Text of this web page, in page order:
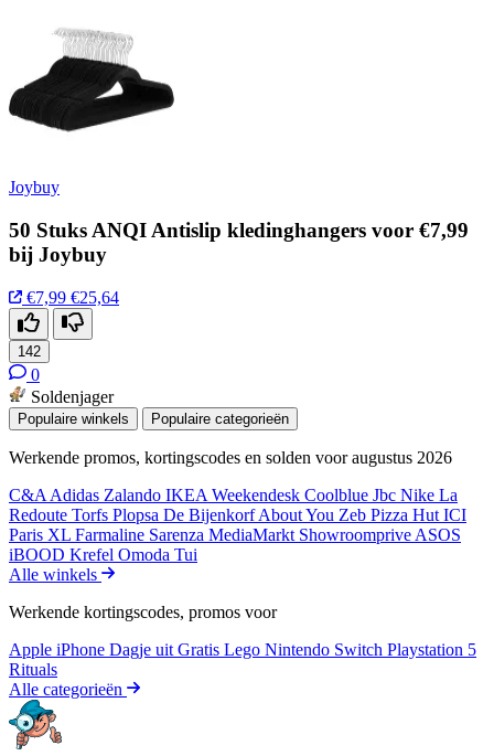
Joybuy
50 Stuks ANQI Antislip kledinghangers voor €7,99
bij Joybuy
€7,99 €25,64
142
0
Soldenjager
Populaire winkels Populaire categorieën
Werkende promos, kortingscodes en solden voor augustus 2026
C&A Adidas Zalando IKEA Weekendesk Coolblue Jbc Nike La
Redoute Torfs Plopsa De BijenkorfAbout You Zeb Pizza Hut ICI
Paris XL Farmaline Sarenza MediaMarkt Showroomprive ASOS
iBOOD Krefel Omoda Tui
Alle winkels
Werkende kortingscodes, promos voor
Apple iPhone Dagje uit Gratis Lego Nintendo Switch Playstation 5
Rituals
Alle categorieën